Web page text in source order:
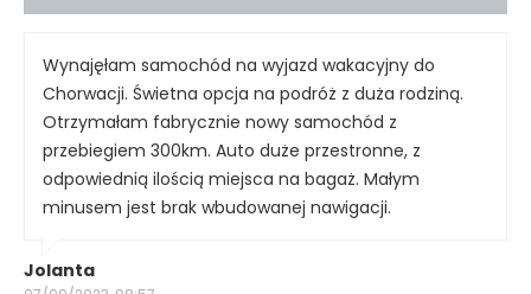
Wynajęłam samochód na wyjazd wakacyjny do
Chorwacji. Świetna opcja na podróż z duża rodziną.
Otrzymałam fabrycznie nowy samochód z
przebiegiem 300km. Auto duże przestronne, z
odpowiednią ilością miejsca na bagaż. Małym
minusem jest brak wbudowanej nawigacji.
Jolanta